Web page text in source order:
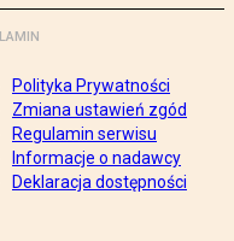
Polityka Prywatności
Zmiana ustawień zgód
Regulamin serwisu
Informacje o nadawcy
Deklaracja dostępności